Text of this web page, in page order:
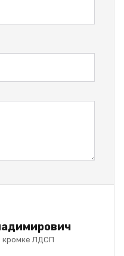
кромке ЛДСП